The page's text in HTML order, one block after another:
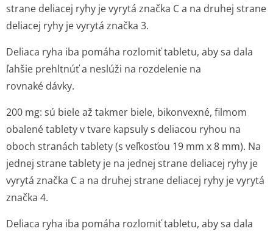
strane deliacej ryhy je vyrytá značka C a na druhej strane
deliacej ryhy je vyrytá značka 3.
Deliaca ryha iba pomáha rozlomiť tabletu, aby sa dala
ľahšie prehltnúť a neslúži na rozdelenie na
rovnaké dávky.
200 mg: sú biele až takmer biele, bikonvexné, filmom
obalené tablety v tvare kapsuly s deliacou ryhou na
oboch stranách tablety (s veľkosťou 19 mm x 8 mm). Na
jednej strane tablety je na jednej strane deliacej ryhy je
vyrytá značka C a na druhej strane deliacej ryhy je vyrytá
značka 4.
Deliaca ryha iba pomáha rozlomiť tabletu, aby sa dala